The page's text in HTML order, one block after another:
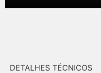
DETALHES TÉCNICOS